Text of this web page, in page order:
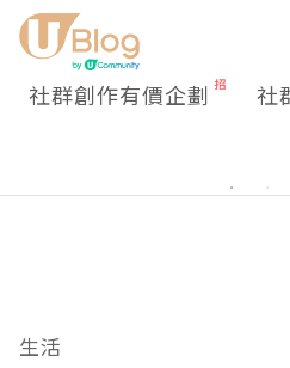
社群創作有價企劃 社
生活